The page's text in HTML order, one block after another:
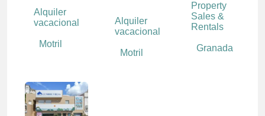
Alquiler
vacacional
Motril
Alquiler
vacacional
Motril
Property
Sales &
Rentals
Granada